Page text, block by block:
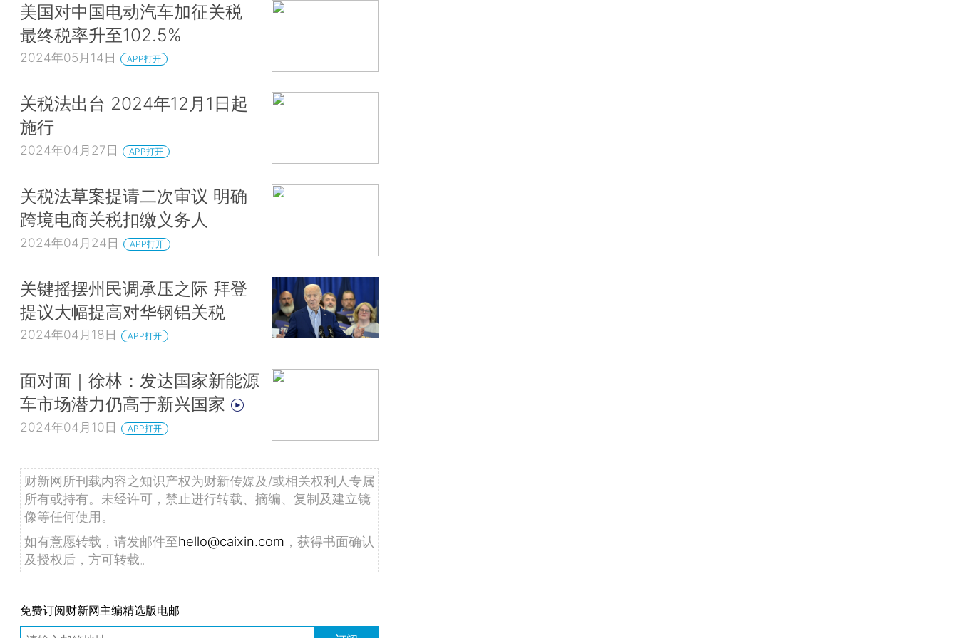
美国对中国电动汽车加征关税
最终税率升至102.5%
2024年05月14日 APP打开
关税法出台 2024年12月1日起
施行
2024年04月27日 APP打开
关税法草案提请二次审议 明确
跨境电商关税扣缴义务人
2024年04月24日 APP打开
关键摇摆州民调承压之际 拜登
提议大幅提高对华钢铝关税
2024年04月18日 APP打开
面对面｜徐林：发达国家新能源
车市场潜力仍高于新兴国家
2024年04月10日 APP打开
财新网所刊载内容之知识产权为财新传媒及/或相关权利人专属
所有或持有。未经许可，禁止进行转载、摘编、复制及建立镜
像等任何使用。
如有意愿转载，请发邮件至hello@caixin.com ，获得书面确认
及授权后，方可转载。
免费订阅财新网主编精选版电邮